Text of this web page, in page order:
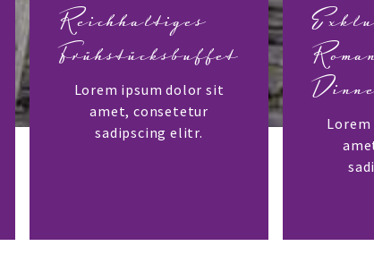
Reichhaltiges
Frühstücksbuffet
Lorem ipsum dolor sit
amet, consetetur
sadipscing elitr.